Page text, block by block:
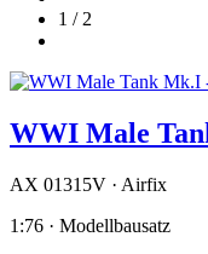
1 / 2
WWI Male
AX 01315V · Airfix
1:76 · Modellbausatz